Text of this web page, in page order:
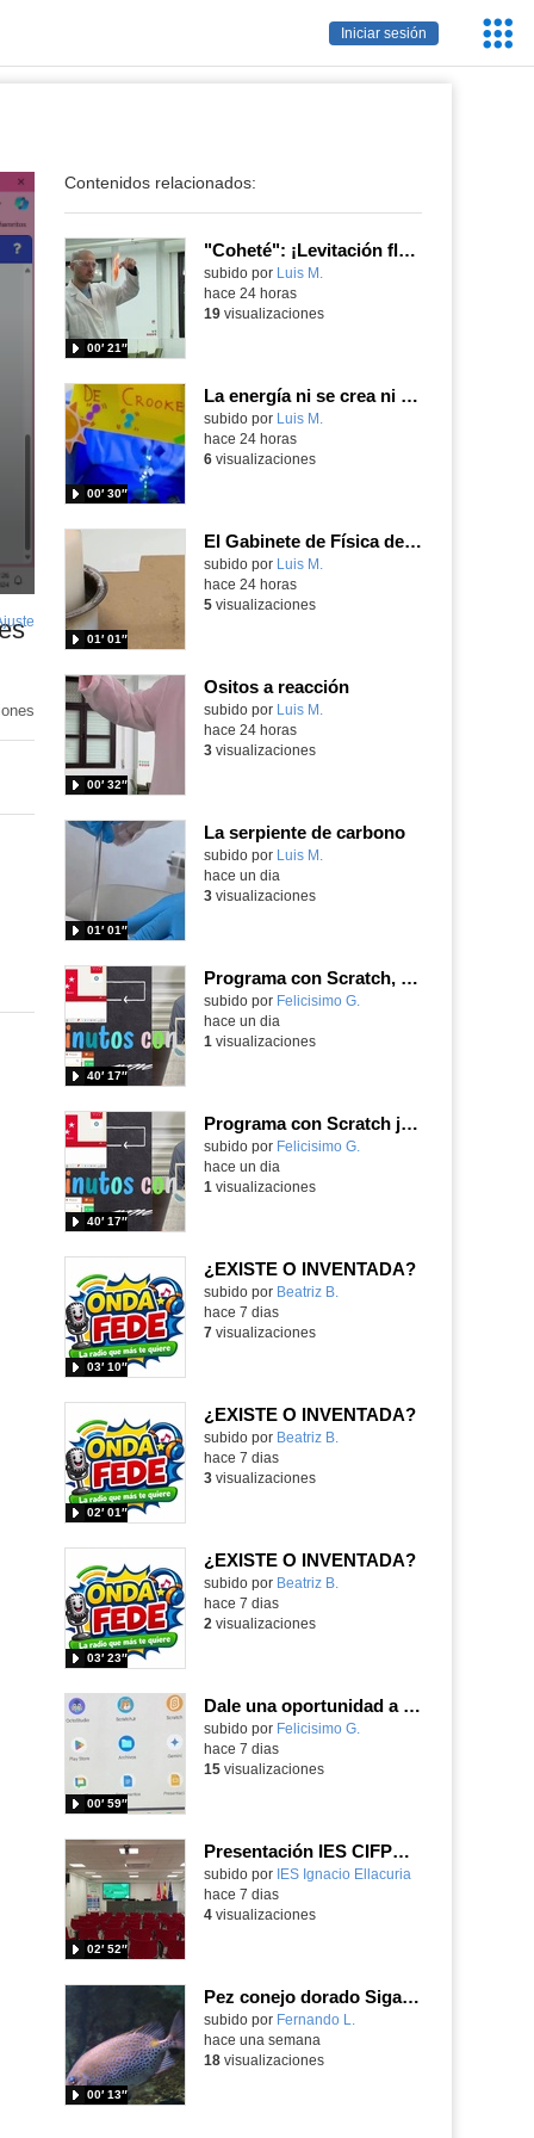
Iniciar sesión
pantalla
Contenidos relacionados:
"Coheté": ¡Levitación flamígera!
Contenido educativo.
subido por Luis M.
00′ 21″
hace 24 horas
19visualizaciones
La energía ni se crea ni se destruye... ¡se experimenta! El Tierno en la Feria Madrid es Ciencia 2026
Contenido educativo.
subido por Luis M.
00′ 30″
hace 24 horas
6visualizaciones
El Gabinete de Física del IES Enrique Tierno Galván de Parla (Curso 25-26)
Contenido educativo.
subido por Luis M.
01′ 01″
hace 24 horas
5visualizaciones
Ositos a reacción
Contenido educativo.
subido por Luis M.
00′ 32″
hace 24 horas
3visualizaciones
La serpiente de carbono
Contenido educativo.
subido por Luis M.
01′ 01″
hace un dia
3visualizaciones
Programa con Scratch, 8 diferentes juegos para vivir la emoción de los partidos de España en el mundial 2026
Contenido educativo.
subido por Felicisimo G.
40′ 17″
hace un dia
1 visualizaciones
Programa con Scratch juegos con los partidos del mundial 2026 ganados por España
Contenido educativo.
subido por Felicisimo G.
40′ 17″
hace un dia
1 visualizaciones
¿EXISTE O INVENTADA?
Contenido educativo.
subido por Beatriz B.
03′ 10″
hace 7 dias
7visualizaciones
¿EXISTE O INVENTADA?
Contenido educativo.
subido por Beatriz B.
02′ 01″
hace 7 dias
3visualizaciones
¿EXISTE O INVENTADA?
Contenido educativo.
subido por Beatriz B.
03′ 23″
hace 7 dias
2 visualizaciones
Dale una oportunidad a los Chromebooks y utiliza un proyector para realizar talleres si no tienes pantallas táctiles
Contenido educativo.
subido por Felicisimo G.
00′ 59″
hace 7 dias
15visualizaciones
Presentación IES CIFPD Ignacio Ellacuría
Contenido educativo.
subido por IES Ignacio Ellacuria
02′ 52″
hace 7 dias
4visualizaciones
Pez conejo dorado Siganus guttatus (Bloch, 1786)
Contenido educativo.
subido por Fernando L.
00′ 13″
hace una semana
18visualizaciones